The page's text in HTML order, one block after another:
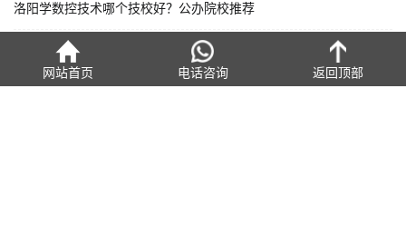
洛阳学数控技术哪个技校好？公办院校推荐
2026-07-30
洛阳学焊接技术哪个学校好？公办院校怎么选
网站首页 电话咨询 返回顶部